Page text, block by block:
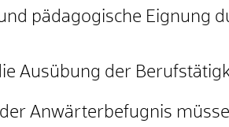
pädagogische Eignung
Ausübung der
Anwärterbefugnis